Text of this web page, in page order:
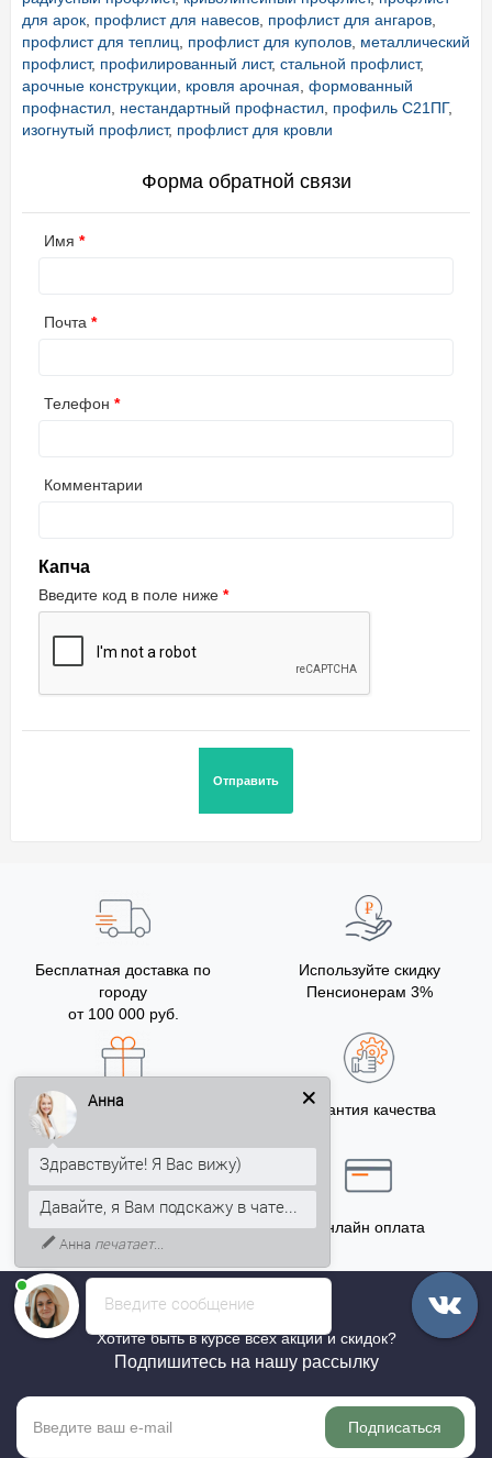
для арок, профлист для навесов, профлист для ангаров,
профлист для теплиц, профлист для куполов, металлический
профлист, профилированный лист, стальной профлист,
арочные конструкции, кровля арочная, формованный
профнастил, нестандартный профнастил, профиль С21ПГ,
изогнутый профлист, профлист для кровли
Форма обратной связи
Имя
Почта
Телефон
Комментарии
Капча
Введите код в поле ниже
Бесплатная доставка по
городу
от 100 000 руб.
Используйте скидку
Пенсионерам 3%
Бонусы за покупку
5% на Ваш счет
Гарантия качества
Точный расчёт Онлайн оплата
Хотите быть в курсе всех акций и скидок?
Подпишитесь на нашу рассылку
Подписаться
Введите сообщение
Анна
Здравствуйте! Я Вас вижу)
Давайте, я Вам подскажу в чате...
Анна печатает...